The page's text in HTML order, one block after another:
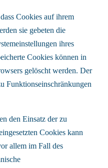
Cookies auf ihrem
sie gebeten die
ihres
Cookies können in
gelöscht werden. Der
Funktionseinschränkungen
den Einsatz der zu
Cookies kann
allem im Fall des